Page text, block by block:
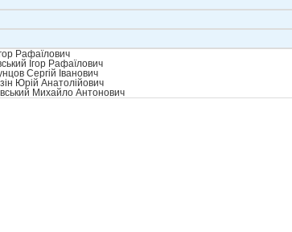
Рафаїлович
Ігор Рафаїлович
Сергій Іванович
Юрій Анатолійович
Михайло Антонович